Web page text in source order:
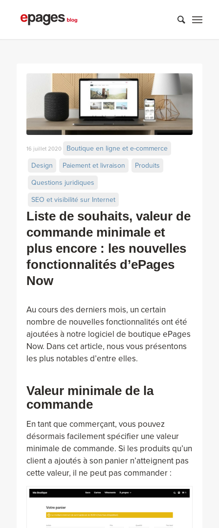
Liste de souhaits, valeur de
commande minimale et
plus encore : les nouvelles
fonctionnalités d’ePages
Now
16 juillet 2020 Boutique en ligne et e-commerce
Design Paiement et livraison Produits
Questions juridiques
SEO et visibilité sur Internet
Au cours des derniers mois, un certain
nombre de nouvelles fonctionnalités ont été
ajoutées à notre logiciel de boutique ePages
Now. Dans cet article, nous vous présentons
les plus notables d’entre elles.
Valeur minimale de la
commande
En tant que commerçant, vous pouvez
désormais facilement spécifier une valeur
minimale de commande. Si les produits qu’un
client a ajoutés à son panier n’atteignent pas
cette valeur, il ne peut pas commander :